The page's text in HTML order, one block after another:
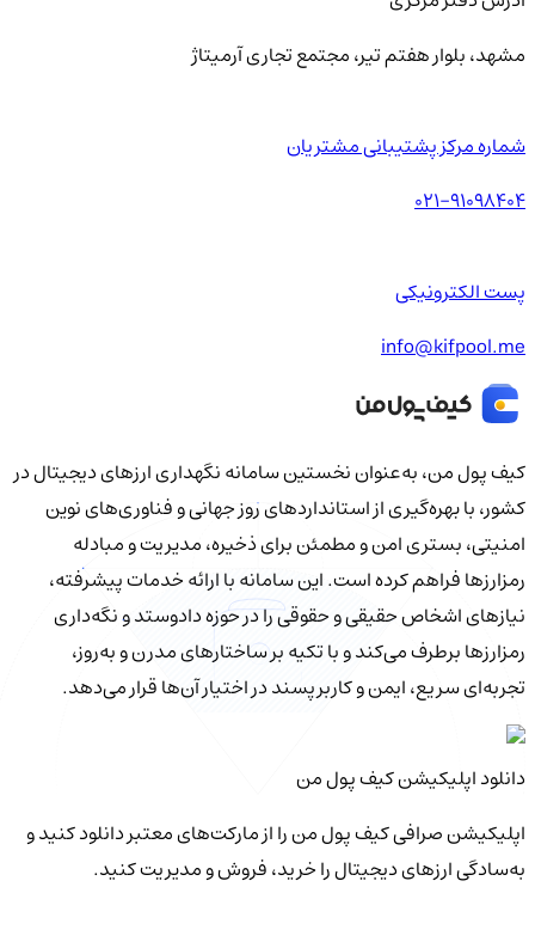
مشهد، بلوار هفتم تیر، مجتمع تجاری آرمیتاژ
شماره مرکز پشتیبانی مشتریان
021-91098404
پست الکترونیکی
info@kifpool.me
کیف‌ پول من، به‌عنوان نخستین سامانه نگهداری ارزهای دیجیتال در
کشور، با بهره‌گیری از استانداردهای روز جهانی و فناوری‌های نوین
امنیتی، بستری امن و مطمئن برای ذخیره، مدیریت و مبادله
رمزارزها فراهم کرده است. این سامانه با ارائه خدمات پیشرفته،
نیازهای اشخاص حقیقی و حقوقی را در حوزه دادوستد و نگه‌داری
رمزارزها برطرف می‌کند و با تکیه بر ساختارهای مدرن و به‌روز،
تجربه‌ای سریع، ایمن و کاربرپسند در اختیار آن‌ها قرار می‌دهد.
دانلود اپلیکیشن کیف‌ پول من
اپلیکیشن صرافی کیف پول من را از مارکت‌های معتبر دانلود کنید و
به‌سادگی ارزهای دیجیتال را خرید، فروش و مدیریت کنید.